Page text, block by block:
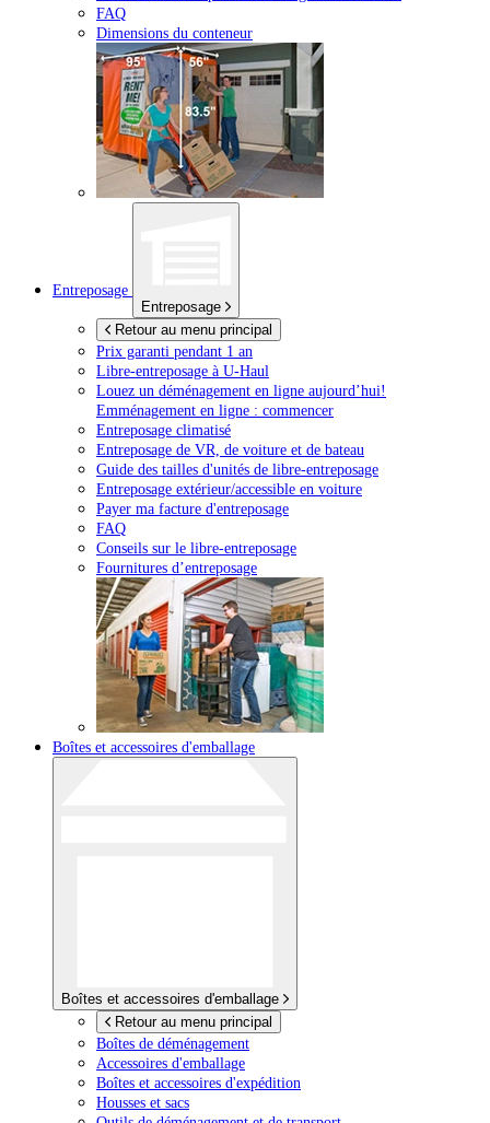
FAQ
Dimensions du conteneur
Entreposage
Entreposage
Retour au menu principal
Prix garanti pendant 1 an
Libre-entreposage à U-Haul
Louez un déménagement en ligne aujourd’hui!
Emménagement en ligne : commencer
Entreposage climatisé
Entreposage de VR, de voiture et de bateau
Guide des tailles d'unités de libre-entreposage
Entreposage extérieur/accessible en voiture
Payer ma facture d'entreposage
FAQ
Conseils sur le libre-entreposage
Fournitures d’entreposage
Boîtes et accessoires d'emballage
Boîtes et accessoires d'emballage
Retour au menu principal
Boîtes de déménagement
Accessoires d'emballage
Boîtes et accessoires d'expédition
Housses et sacs